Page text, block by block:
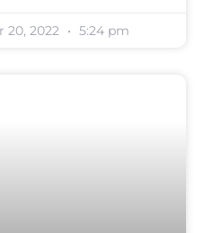
20, 2022 5:24 pm